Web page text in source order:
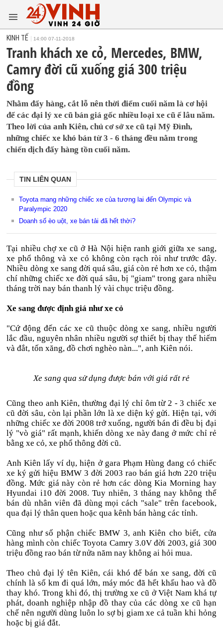
KINH TẾ 14:00 07-11-2018
Tranh khách xe cỏ, Mercedes, BMW,
Camry đời cũ xuống giá 300 triệu
đồng
Nhằm đẩy hàng, cắt lỗ nên thời điểm cuối năm là cơ hội
để các đại lý xe cũ bán giá gốc nhiều loại xe cũ ế lâu năm.
Theo lời của anh Kiên, chủ cơ sở xe cũ tại Mỹ Đình,
những chiếc xe khó bán từ 3 - 6 tháng đều nằm trong
chiến dịch đẩy hàng tồn cuối năm.
TIN LIÊN QUAN
Toyota mang những chiếc xe của tương lai đến Olympic và
Paralympic 2020
Doanh số èo uột, xe bán tải đã hết thời?
Tại nhiều chợ xe cũ ở Hà Nội hiện ranh giới giữa xe sang,
xe phổ thông và xe cỏ không còn rạch ròi như trước đây.
Nhiều dòng xe sang đời quá sâu, giá còn rẻ hơn xe cỏ, thậm
chí những chiếc xe đời quá sâu, bị "giam" trong gara nhiều
tháng trời nay bán thanh lý vài chục triệu đồng.
Xe sang được định giá như xe cỏ
"Cứ động đến các xe cũ thuộc dòng xe sang, nhiều người
lắc đầu, nguyên nhân nhiều người sợ thiết bị thay thế hiếm
và đắt, tốn xăng, đồ chơi nghèo nàn...", anh Kiên nói.
Xe sang qua sử dụng được bán với giá rất rẻ
Cũng theo anh Kiên, thường đại lý chỉ ôm từ 2 - 3 chiếc xe
cũ đời sâu, còn lại phần lớn là xe diện ký gửi. Hiện tại, với
những chiếc xe đời 2008 trở xuống, người bán đi đều bị đại
lý "vò giá" rất mạnh, khiến dòng xe này đang ở mức chỉ rẻ
bằng xe cỏ, xe phổ thông đời cũ.
Anh Kiên lấy ví dụ, hiện ở gara Phạm Hùng đang có chiếc
xe ký gửi hiệu BMW 3 đời 2003 rao bán giá hơn 220 triệu
đồng. Mức giá này còn rẻ hơn các dòng Kia Morning hay
Hyundai i10 đời 2008. Tuy nhiên, 3 tháng nay không thể
bán dù nhân viên đã dùng mọi cách "sale" trên facebook,
qua đại lý thân quen hoặc qua kênh bán hàng các tỉnh.
Cũng như số phận chiếc BMW 3, anh Kiên cho biết, cửa
hàng mình còn chiếc Toyota Camry 3.0V đời 2003, giá 300
triệu đồng rao bán từ nửa năm nay không ai hỏi mua.
Theo chủ đại lý tên Kiên, cái khó để bán xe sang, đời cũ
chính là số km đi quá lớn, máy móc đã hết khấu hao và đồ
thay khó. Trong khi đó, thị trường xe cũ ở Việt Nam khá tự
phát, doanh nghiệp nhập đồ thay của các dòng xe cũ hạn
chế nên người dùng luôn lo sợ bị giam xe cả tuần khi hỏng
hoặc bị giá đắt.